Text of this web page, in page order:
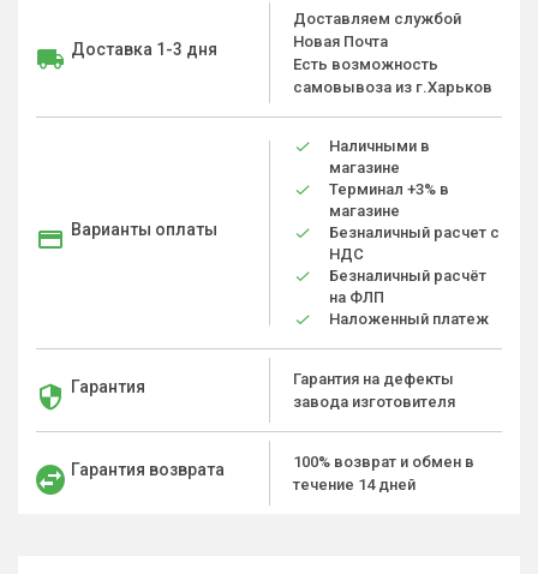
Доставка 1-3 дня
Доставляем службой
Новая Почта
Есть возможность
самовывоза из г.Харьков
Варианты оплаты
Наличными в
магазине
Терминал +3% в
магазине
Безналичный расчет с
НДС
Безналичный расчёт
на ФЛП
Наложенный платеж
Гарантия
Гарантия на дефекты
завода изготовителя
Гарантия возврата
100% возврат и обмен в
течение 14 дней